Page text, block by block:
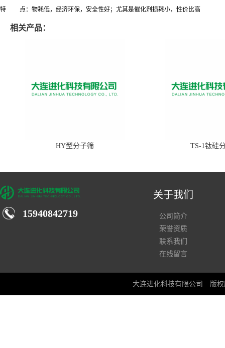
特 点： 物耗低，经济环保，安全性好；尤其是催化剂损耗小，性价比高
相关产品：
HY型分子筛 TS-1钛硅
15940842719
关于我们
公司简介
荣誉资质
联系我们
在线留言
大连进化科技有限公司 版